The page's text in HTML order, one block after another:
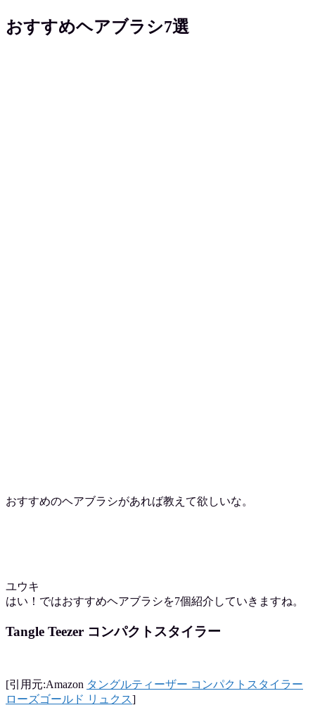
おすすめヘアブラシ7選
おすすめのヘアブラシがあれば教えて欲しいな。
ユウキ
はい！ではおすすめヘアブラシを7個紹介していきますね。
Tangle Teezer コンパクトスタイラー
[引用元:Amazon タングルティーザー コンパクトスタイラー
ローズゴールド リュクス]